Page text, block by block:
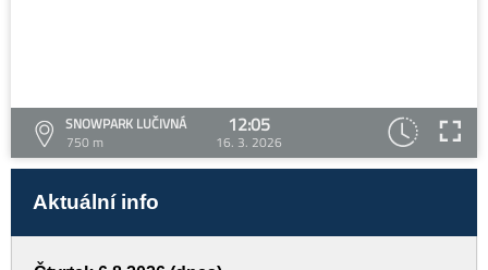
SNOWPARK LUČIVNÁ
750 m
12:05
16. 3. 2026
Aktuální info